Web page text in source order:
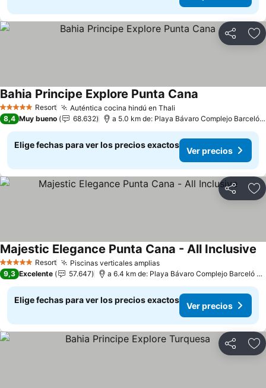
Compartir
5 Estrellas Resort Auténtica cocina hindú en Thali
Bahia Principe Explore Punta Cana
8,4 Muy bueno 68.632 a 5.0 km de: Playa Bávaro Complejo Barceló Bávaro
Elige fechas para ver los precios exactos
Ver precios
Compartir
5 Estrellas Resort Piscinas verticales amplias
Majestic Elegance Punta Cana - All Inclusive
9,3 Excelente 57.647 a 6.4 km de: Playa Bávaro Complejo Barceló Bávaro
Elige fechas para ver los precios exactos
Ver precios
Compartir